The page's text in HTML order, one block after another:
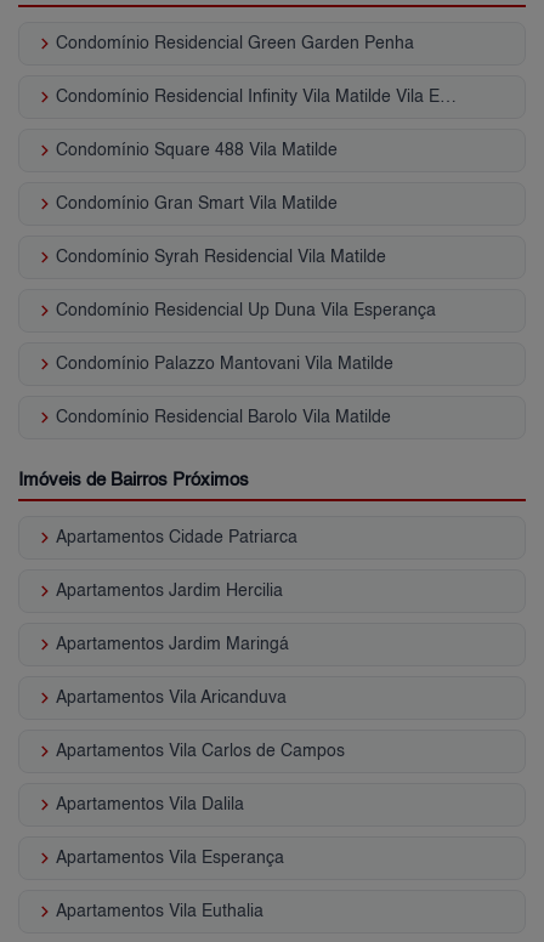
keyboard_arrow_right Condomínio Residencial Green Garden Penha
keyboard_arrow_right Condomínio Residencial Infinity Vila Matilde Vila Esperança
keyboard_arrow_right Condomínio Square 488 Vila Matilde
keyboard_arrow_right Condomínio Gran Smart Vila Matilde
keyboard_arrow_right Condomínio Syrah Residencial Vila Matilde
keyboard_arrow_right Condomínio Residencial Up Duna Vila Esperança
keyboard_arrow_right Condomínio Palazzo Mantovani Vila Matilde
keyboard_arrow_right Condomínio Residencial Barolo Vila Matilde
Imóveis de Bairros Próximos
keyboard_arrow_right Apartamentos Cidade Patriarca
keyboard_arrow_right Apartamentos Jardim Hercilia
keyboard_arrow_right Apartamentos Jardim Maringá
keyboard_arrow_right Apartamentos Vila Aricanduva
keyboard_arrow_right Apartamentos Vila Carlos de Campos
keyboard_arrow_right Apartamentos Vila Dalila
keyboard_arrow_right Apartamentos Vila Esperança
keyboard_arrow_right Apartamentos Vila Euthalia